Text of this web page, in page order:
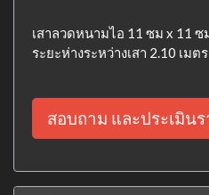
เสาลวดหนามไอ 11 ซม x 11 ซ
ระยะห่างระหว่างเสา 2.10 เม
สอบถาม และประเมิน